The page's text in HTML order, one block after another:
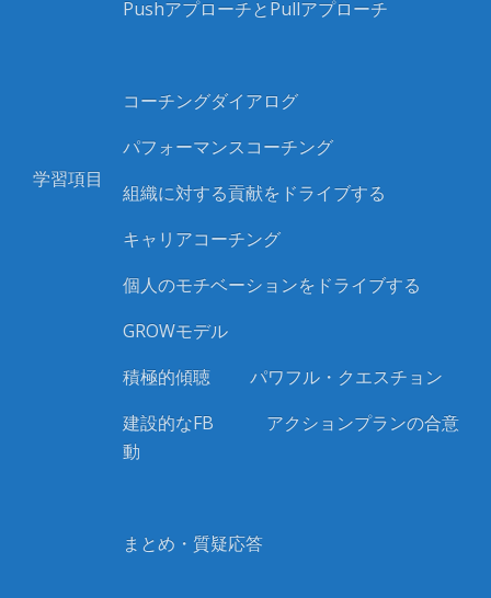
学習項目
PushアプローチとPullアプローチ
コーチングダイアログ
パフォーマンスコーチング
組織に対する貢献をドライブする
キャリアコーチング
個人のモチベーションをドライブする
GROWモデル
積極的傾聴 パワフル・クエスチョン
建設的なFB アクションプランの合意
動
まとめ・質疑応答